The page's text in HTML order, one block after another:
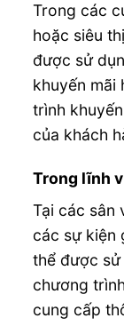
Trong các
hoặc siêu
được sử
khuyến mãi
trình
của khách
Trong lĩnh
Tại các sân
các sự kiện
thể được sử
chương
cung cấp